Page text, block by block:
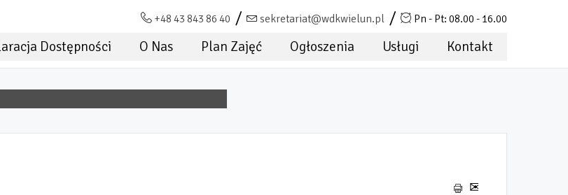
+48 43 843 86 40 sekretariat@wdkwielun.pl Pn - Pt: 08.00 - 16.00
Dostępności O Nas Plan Zajęć Ogłoszenia Usługi Kontakt